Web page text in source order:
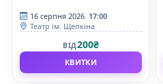
16 серпня 2026 17:00
Театр ім. Щепкіна
ВІД200₴
КВИТКИ